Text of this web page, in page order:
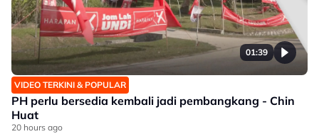
01:39
VIDEO TERKINI & POPULAR
PH perlu bersedia kembali jadi pembangkang - Chin
Huat
20 hours ago